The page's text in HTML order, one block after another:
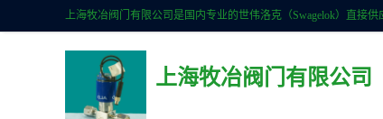
上海牧冶阀门有限公司